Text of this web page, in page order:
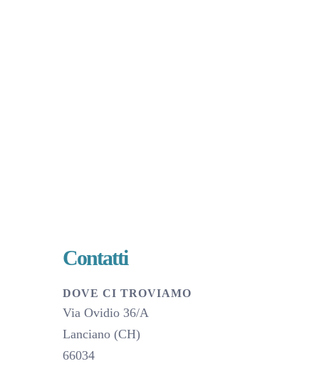
Contatti
DOVE CI TROVIAMO
Via Ovidio 36/A
Lanciano (CH)
66034